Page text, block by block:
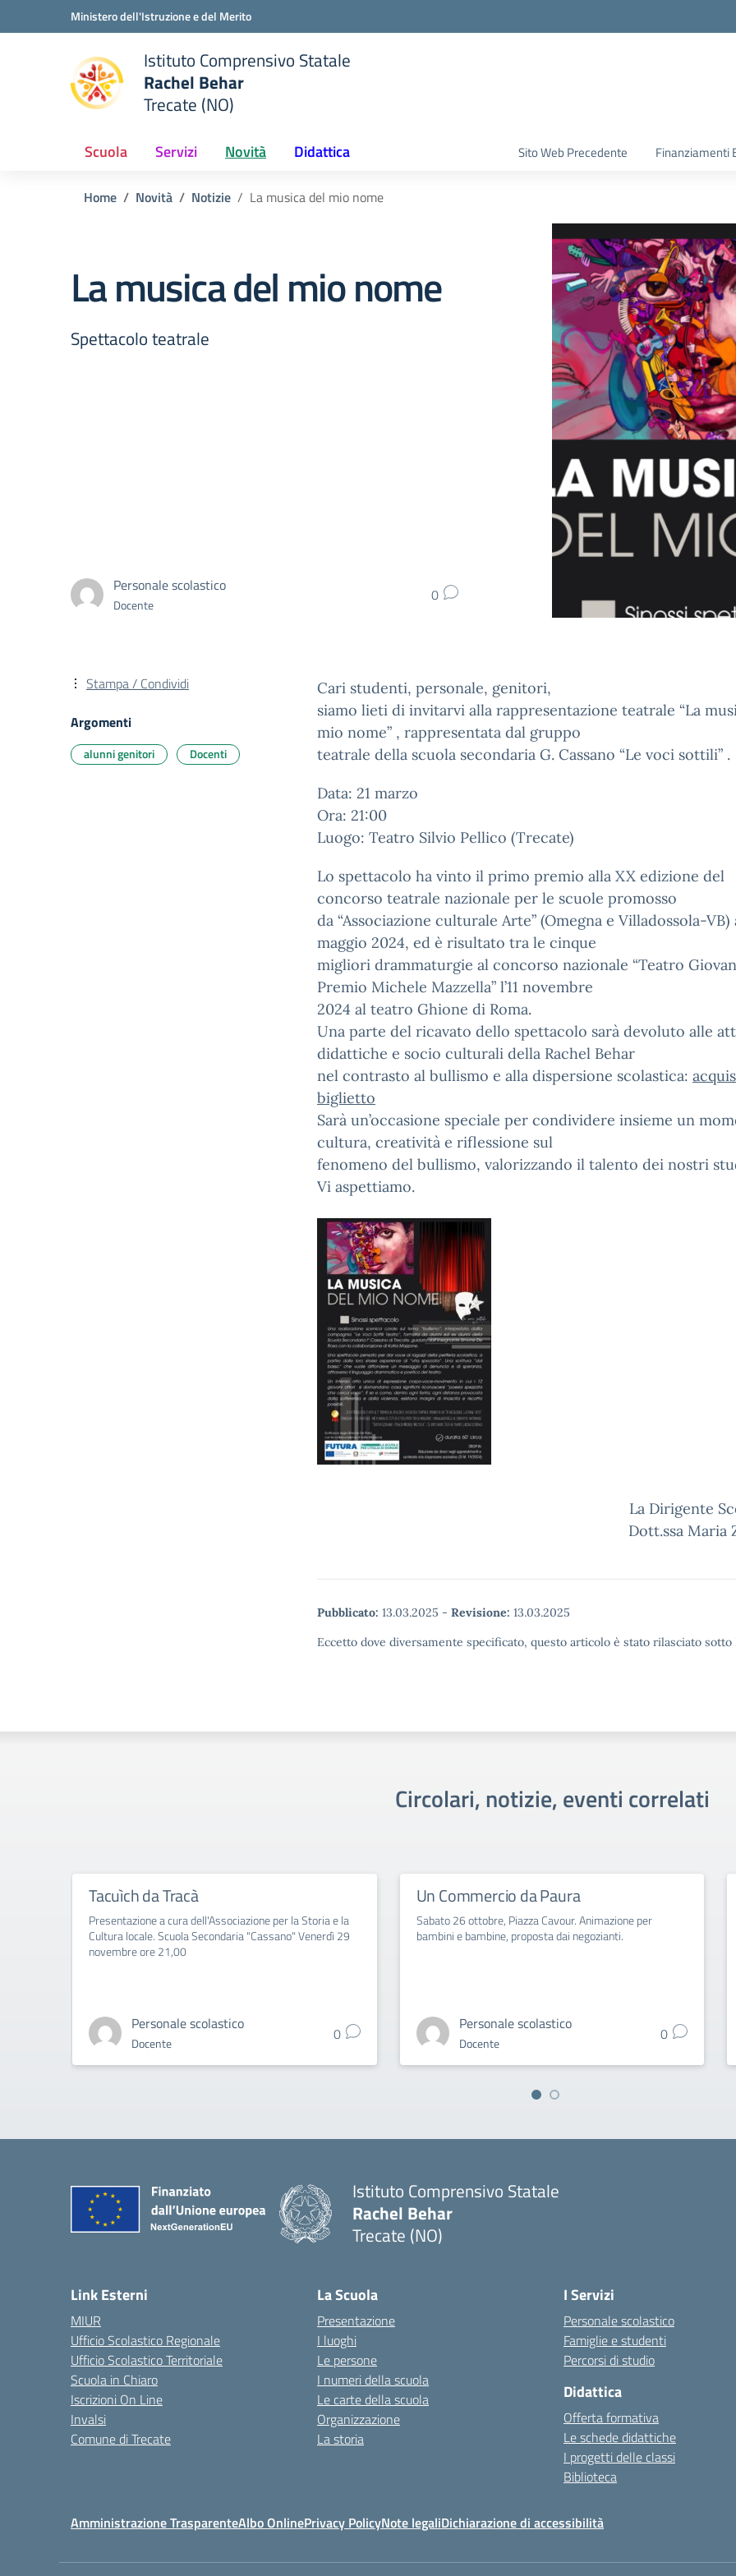
Vai ai contenuti
Vai al menu di navigazioneMinistero dell'Istruzione e del Merito
scuola
Istituto Comprensivo Statale
Rachel Behar
Trecate (NO)
Scuola Servizi Novità Didattica Sito Web Precedente Finanziamenti
Home Novità Notizie La musica del mio nome
La musica del mio nome
Spettacolo teatrale
Personale scolastico
Docente 0
Cari studenti, personale, genitori,
siamo lieti di invitarvi alla rappresentazione teatrale “La
mio nome” , rappresentata dal gruppo
teatrale della scuola secondaria G. Cassano “Le voci sottili” .
Data: 21 marzo
Ora: 21:00
Luogo: Teatro Silvio Pellico (Trecate)
Lo spettacolo ha vinto il primo premio alla XX edizione del
concorso teatrale nazionale per le scuole promosso
da “Associazione culturale Arte” (Omegna e Villadossola-VB)
maggio 2024, ed è risultato tra le cinque
migliori drammaturgie al concorso nazionale “Teatro
Premio Michele Mazzella” l’11 novembre
2024 al teatro Ghione di Roma.
Una parte del ricavato dello spettacolo sarà devoluto alle
didattiche e socio culturali della Rachel Behar
nel contrasto al bullismo e alla dispersione scolastica:
biglietto
Sarà un’occasione speciale per condividere insieme un
cultura, creatività e riflessione sul
fenomeno del bullismo, valorizzando il talento dei nostri
Vi aspettiamo.
La Dirigente
Dott.ssa Maria
Pubblicato: 13.03.2025 - Revisione: 13.03.2025
Eccetto dove diversamente specificato, questo articolo è stato rilasciato
Stampa / Condividi
Argomenti
alunni genitori Docenti
Circolari, notizie, eventi correlati
Tacuìch da Tracà
Presentazione a cura dell'Associazione per la Storia e la
Cultura locale. Scuola Secondaria "Cassano" Venerdì 29
novembre ore 21,00
Personale scolastico
Docente 0
Un Commercio da Paura
Sabato 26 ottobre, Piazza Cavour. Animazione per
bambini e bambine, proposta dai negozianti.
Personale scolastico
Docente 0
Istituto Comprensivo Statale
Rachel Behar
Trecate (NO)
Link Esterni
MIUR
Ufficio Scolastico Regionale
Ufficio Scolastico Territoriale
Scuola in Chiaro
Iscrizioni On Line
Invalsi
Comune di Trecate
La Scuola
Presentazione
I luoghi
Le persone
I numeri della scuola
Le carte della scuola
Organizzazione
La storia
I Servizi
Personale scolastico
Famiglie e studenti
Percorsi di studio
Didattica
Offerta formativa
Le schede didattiche
I progetti delle classi
Biblioteca
Amministrazione TrasparenteAlbo OnlinePrivacy PolicyNote legaliDichiarazione di accessibilità